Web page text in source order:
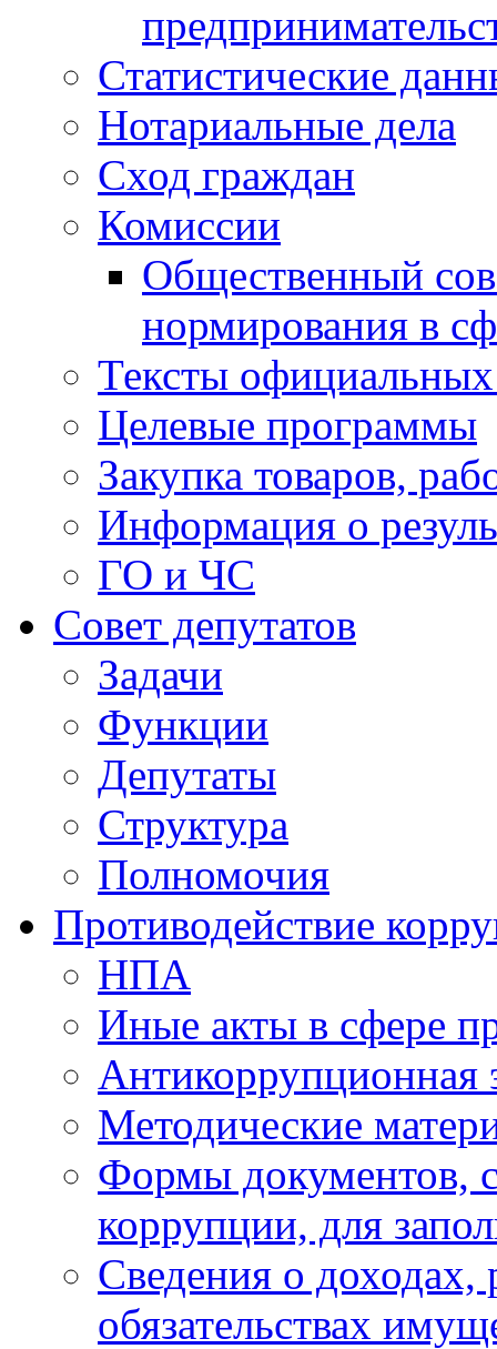
Статистические
Нотариальные дела
Сход граждан
Комиссии
Общественный
нормирования в
Тексты
Целевые программы
Закупка товаров,
Информация о
ГО и ЧС
Совет депутатов
Задачи
Функции
Депутаты
Структура
Полномочия
Противодействие
НПА
Иные акты в сфере
Антикоррупционная
Методические
Формы документов,
коррупции, для
Сведения о доходах,
обязательствах